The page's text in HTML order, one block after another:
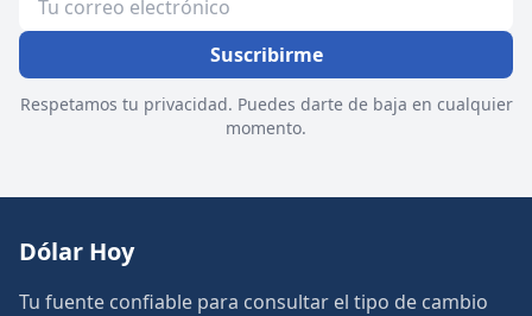
Suscribirme
Respetamos tu privacidad. Puedes darte de baja en cualquier
momento.
Dólar Hoy
Tu fuente confiable para consultar el tipo de cambio